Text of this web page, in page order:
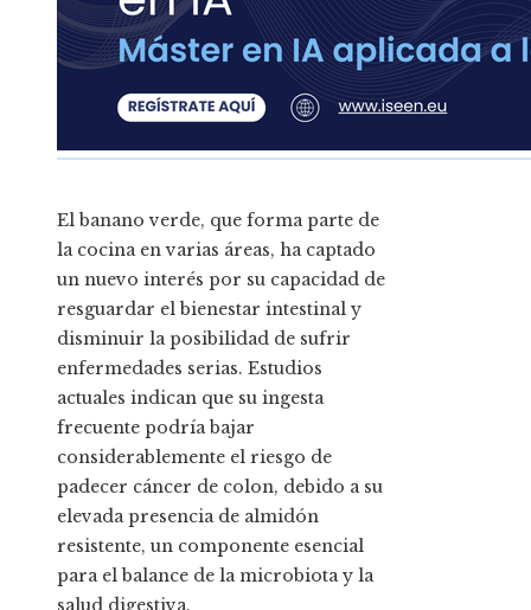
El banano verde, que forma parte de
la cocina en varias áreas, ha captado
un nuevo interés por su capacidad de
resguardar el bienestar intestinal y
disminuir la posibilidad de sufrir
enfermedades serias. Estudios
actuales indican que su ingesta
frecuente podría bajar
considerablemente el riesgo de
padecer cáncer de colon, debido a su
elevada presencia de almidón
resistente, un componente esencial
para el balance de la microbiota y la
salud digestiva.